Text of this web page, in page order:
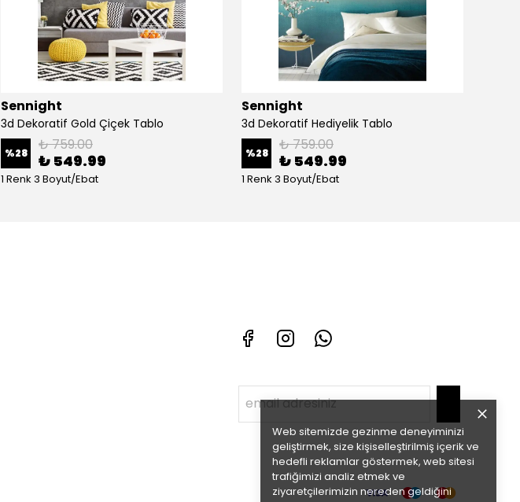
Web sitemizde gezinme deneyiminizi
geliştirmek, size kişiselleştirilmiş içerik ve
hedefli reklamlar göstermek, web sitesi
trafiğimizi analiz etmek ve
ziyaretçilerimizin nereden geldiğini
Sennight
3d Dekoratif Gold Çiçek Tablo
%28 ₺ 759.00
₺ 549.99
1 Renk 3 Boyut/Ebat
Sennight
3d Dekoratif Hediyelik Tablo
%28 ₺ 759.00
₺ 549.99
1 Renk 3 Boyut/Ebat